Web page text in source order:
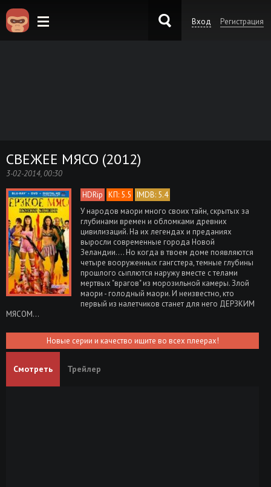
Вход Регистрация
СВЕЖЕЕ МЯСО (2012)
3-02-2014, 00:30
HDRip КП: 5.5 IMDB: 5.4
У народов маори много своих тайн, скрытых за
глубинами времен и обломками древних
цивилизаций. На их легендах и преданиях
выросли современные города Новой
Зеландии.... Но когда в твоем доме появляются
четыре вооруженных гангстера, темные глубины
прошлого сыплются наружу вместе с телами
мертвых "врагов" из морозильной камеры. Злой
маори - голодный маори. И неизвестно, кто
первый из налетчиков станет для него ДЕРЗКИМ
МЯСОМ...
Новые серии и качество ищите во всех плеерах!
Смотреть Трейлер